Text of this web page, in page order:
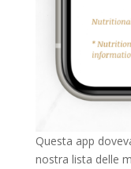
Questa app
nostra lista delle